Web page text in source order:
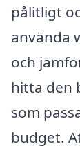
pålitligt
använda
och
hitta den
som
budget.